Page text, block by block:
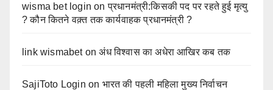
wisma bet login onप्रधानमंत्री:किसकी पद पर रहते हुई मृत्यु
? कौन कितने वक़्त तक कार्यवाहक प्रधानमंत्री ?
link wismabetonअंध विश्वास का अधेरा आखिर कब तक
SajiToto Login on भारत की पहली महिला मुख्य निर्वाचन